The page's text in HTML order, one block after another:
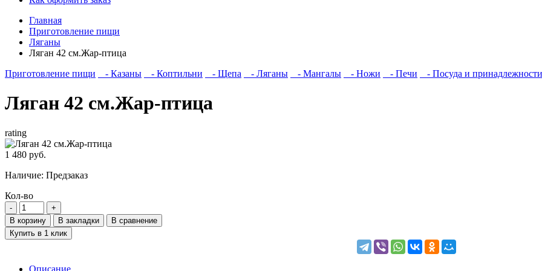
Главная
Приготовление пищи
Ляганы
Ляган 42 см.Жар-птица
Приготовление пищи
- Казаны - Коптильни - Щепа - Ляганы - Мангалы - Ножи - Печи - Посуда и принадлежности
Ляган 42 см.Жар-птица
rating
1 480 руб.
Наличие: Предзаказ
Кол-во
В корзину В закладки
В сравнение
Купить в 1 клик
Описание